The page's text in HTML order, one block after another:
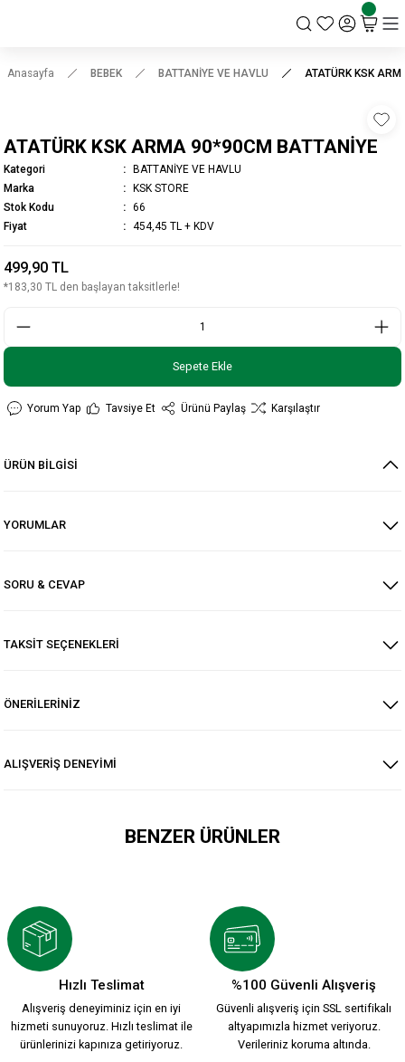
Anasayfa BEBEK BATTANİYE VE HAVLU ATATÜRK KSK
ATATÜRK KSK ARMA 90*90CM BATTANİYE
Kategori
BATTANİYE VE HAVLU
Marka
KSK STORE
Stok Kodu
66
Fiyat
454,45 TL + KDV
499,90 TL
*183,30 TL den başlayan taksitlerle!
Sepete Ekle
Yorum Yap Tavsiye Et Ürünü Paylaş Karşılaştır
ÜRÜN BİLGİSİ
YORUMLAR
SORU & CEVAP
TAKSİT SEÇENEKLERİ
ÖNERİLERİNİZ
ALIŞVERİŞ DENEYİMİ
BENZER ÜRÜNLER
499,90 TL
1912 KSK ARMA 90*90CM BATTANİYE
Hızlı Teslimat
Alışveriş deneyiminiz için en iyi
hizmeti sunuyoruz. Hızlı teslimat ile
ürünlerinizi kapınıza getiriyoruz.
%100 Güvenli Alışveriş
Güvenli alışveriş için SSL sertifikalı
altyapımızla hizmet veriyoruz.
Verileriniz koruma altında.